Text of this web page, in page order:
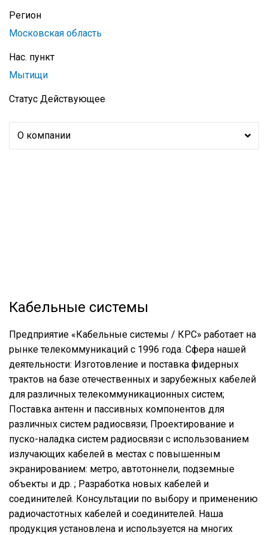
Регион
Московская область
Нас. пункт
Мытищи
Статус Действующее
О компании
Кабельные системы
Предприятие «Кабельные системы / КРС» работает на
рынке телекоммуникаций с 1996 года. Сфера нашей
деятельности: Изготовление и поставка фидерных
трактов на базе отечественных и зарубежных кабелей
для различных телекоммуникационных систем;
Поставка антенн и пассивных компонентов для
различных cистем радиосвязи; Проектирование и
пуско-наладка систем радиосвязи с использованием
излучающих кабелей в местах с повышенным
экранированием: метро, автотоннели, подземные
объекты и др. ; Разработка новых кабелей и
соединителей. Консультации по выбору и применению
радиочастотных кабелей и соединителей. Наша
продукция установлена и используется на многих